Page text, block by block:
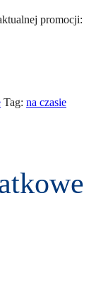
promocji:
Tag: na czasie